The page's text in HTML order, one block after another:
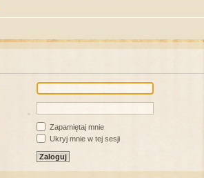
Zapamiętaj mnie
Ukryj mnie w tej sesji